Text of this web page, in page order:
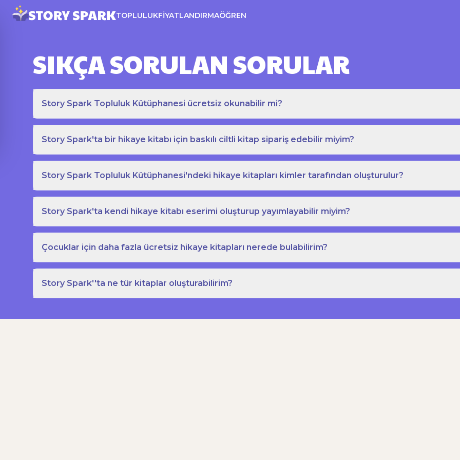
TOPLULUKFIYATLANDIRMAÖĞREN
SIKÇA SORULAN SORULAR
Story Spark Topluluk Kütüphanesi ücretsiz okunabilir mi?
Story Spark'ta bir hikaye kitabı için baskılı ciltli kitap sipariş edebilir miyim?
Story Spark Topluluk Kütüphanesi'ndeki hikaye kitapları kimler tarafından oluşturulur?
Story Spark'ta kendi hikaye kitabı eserimi oluşturup yayımlayabilir miyim?
Çocuklar için daha fazla ücretsiz hikaye kitapları nerede bulabilirim?
Story Spark''ta ne tür kitaplar oluşturabilirim?